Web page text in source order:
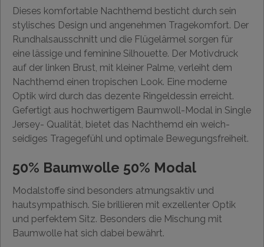
Dieses komfortable Nachthemd besticht durch sein
stylisches Design und angenehmen Tragekomfort. Der
Rundhalsausschnitt und die Flügelärmel sorgen für
eine lässige und feminine Silhouette. Der Motivdruck
auf der linken Brust, mit kleiner Palme, verleiht dem
Nachthemd einen tropischen Look. Eine moderne
Optik wird durch das dezente Ringeldessin erreicht.
Gefertigt aus hochwertigem Baumwoll-Modal in Single
Jersey- Qualität, bietet das Nachthemd ein weich-
seidiges Tragegefühl und optimale Bewegungsfreiheit.
50% Baumwolle 50% Modal
Modalstoffe sind besonders atmungsaktiv und
hautsympathisch. Sie brillieren mit exzellenter Optik
und perfektem Sitz. Besonders die Mischung mit
Baumwolle hat sich dabei bewährt.